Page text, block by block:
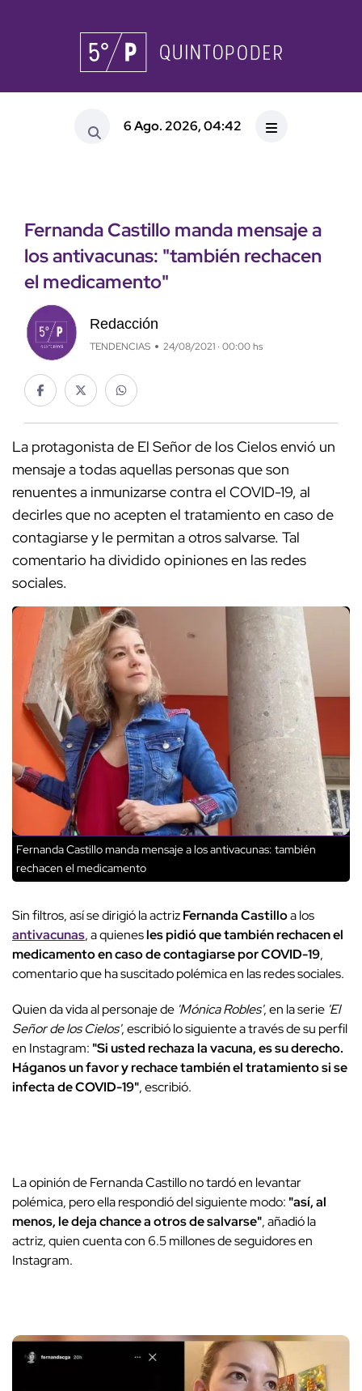
6 Ago. 2026, 04:42
Fernanda Castillo manda mensaje a
los antivacunas: "también rechacen
el medicamento"
Redacción
TENDENCIAS 24/08/2021 · 00:00 hs
La protagonista de El Señor de los Cielos envió un
mensaje a todas aquellas personas que son
renuentes a inmunizarse contra el COVID-19, al
decirles que no acepten el tratamiento en caso de
contagiarse y le permitan a otros salvarse. Tal
comentario ha dividido opiniones en las redes
sociales.
Fernanda Castillo manda mensaje a los antivacunas: también
rechacen el medicamento
Sin filtros, así se dirigió la actrizFernanda Castilloa los
antivacunas, a quienesles pidió que también rechacen el
medicamento en caso de contagiarse por COVID-19,
comentario que ha suscitado polémica en las redes sociales.
Quien da vida al personaje de 'Mónica Robles', en la serie 'El
Señor de los Cielos', escribió lo siguiente a través de su perfil
en Instagram: "Si usted rechaza la vacuna, es su derecho.
Háganos un favor y rechace también el tratamiento si se
infecta de COVID-19", escribió.
La opinión de Fernanda Castillo no tardó en levantar
polémica, pero ella respondió del siguiente modo: "así, al
menos, le deja chance a otros de salvarse", añadió la
actriz, quien cuenta con 6.5 millones de seguidores en
Instagram.